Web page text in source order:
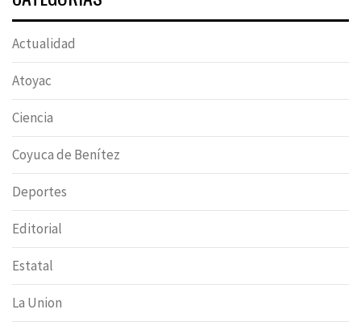
Actualidad
Atoyac
Ciencia
Coyuca de Benítez
Deportes
Editorial
Estatal
La Union